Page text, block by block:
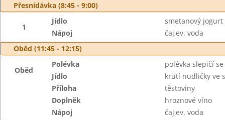
Přesnídávka (8:45 - 9:00)
1
Jídlo
smetanový jogurt
Nápoj
čaj,ev. voda
Oběd (11:45 - 12:15)
Oběd
Polévka
polévka slepičí
Jídlo
krůtí nudličky ve
Příloha
těstoviny
Doplněk
hroznové víno
Nápoj
čaj,ev. voda